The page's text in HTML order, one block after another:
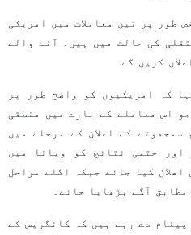
طور پر تین معاملات میں امریکی
کی حالت میں ہیں۔ آنے والے
کریں گے۔
کہ امریکیوں کو واضح طور پر
اس معاملے کے بارے میں منطقی
کے اعلان کے مرحلے میں
حتمی نتائج کو ویانا میں
کیا جائے جبکہ اگلے مراحل
آگے بڑھایا جائے۔
دے رہے ہیں کہ کانگریس کے